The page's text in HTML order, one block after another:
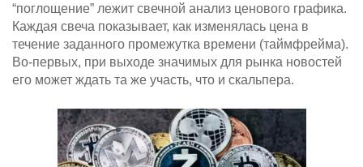
“поглощение” лежит свечной анализ ценового графика.
Каждая свеча показывает, как изменялась цена в
течение заданного промежутка времени (таймфрейма).
Во-первых, при выходе значимых для рынка новостей
его может ждать та же участь, что и скальпера.